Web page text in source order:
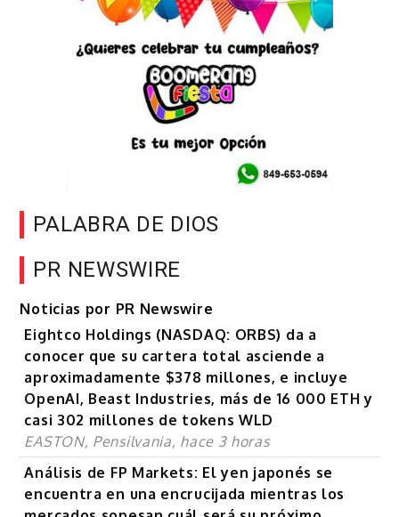
PALABRA DE DIOS
PR NEWSWIRE
Noticias por PR Newswire
Eightco Holdings (NASDAQ: ORBS) da a
conocer que su cartera total asciende a
aproximadamente $378 millones, e incluye
OpenAI, Beast Industries, más de 16 000 ETH y
casi 302 millones de tokens WLD
EASTON, Pensilvania, hace 3 horas
Análisis de FP Markets: El yen japonés se
encuentra en una encrucijada mientras los